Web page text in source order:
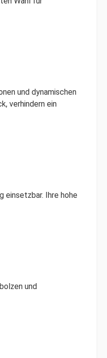
und dynamischen
verhindern ein
einsetzbar. Ihre hohe
und